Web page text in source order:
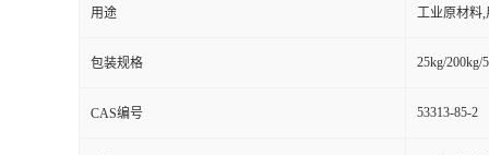
用途 工业原材料
包装规格 25kg/200kg/
CAS编号 53313-85-2